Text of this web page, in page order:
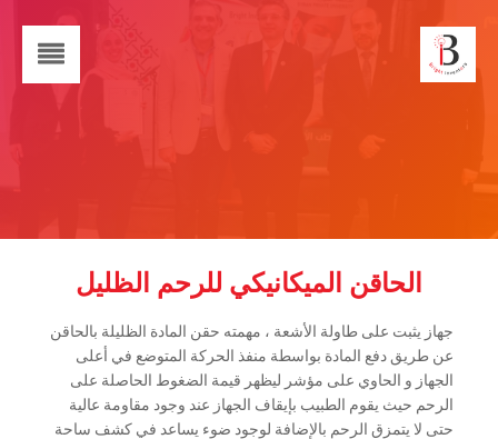
الحاقن الميكانيكي للرحم الظليل
جهاز يثبت على طاولة الأشعة ، مهمته حقن المادة الظليلة بالحاقن
عن طريق دفع المادة بواسطة منفذ الحركة المتوضع في أعلى
الجهاز و الحاوي على مؤشر ليظهر قيمة الضغوط الحاصلة على
الرحم حيث يقوم الطبيب بإيقاف الجهاز عند وجود مقاومة عالية
حتى لا يتمزق الرحم بالإضافة لوجود ضوء يساعد في كشف ساحة